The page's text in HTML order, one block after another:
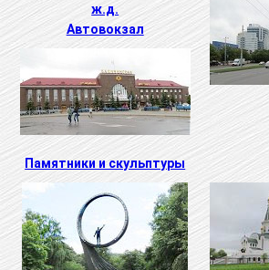
ж.д.
Автовокзал
Памятники и скульптуры